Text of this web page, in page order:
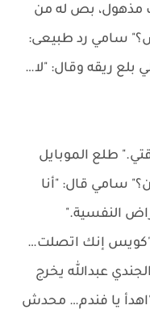
مذهول، بص له من
سامي رد طبيعى:
بلع ريقه وقال: "لا…
طلع الموبايل
سامي قال: "أنا
النفسية."
"كويس إنك اتصلت…
عبدالله يخرج
يا فندم… محدش